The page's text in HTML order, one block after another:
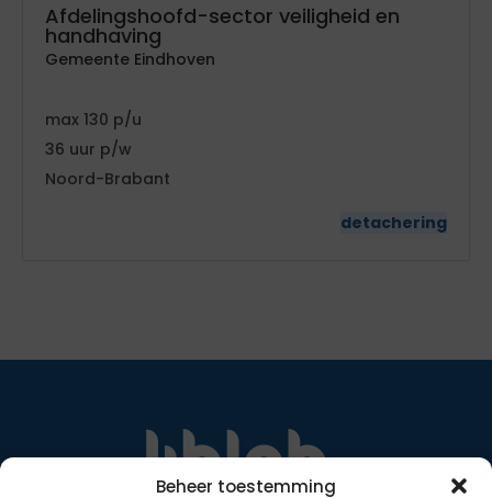
Beheer toestemming
Afdelingshoofd-sector veiligheid en
handhaving
Gemeente Eindhoven
130
36
Noord-Brabant
detachering